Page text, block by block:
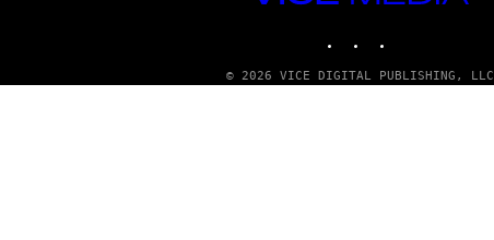
MEDIA
© 2026 VICE DIGITAL PUBLISHING, LLC